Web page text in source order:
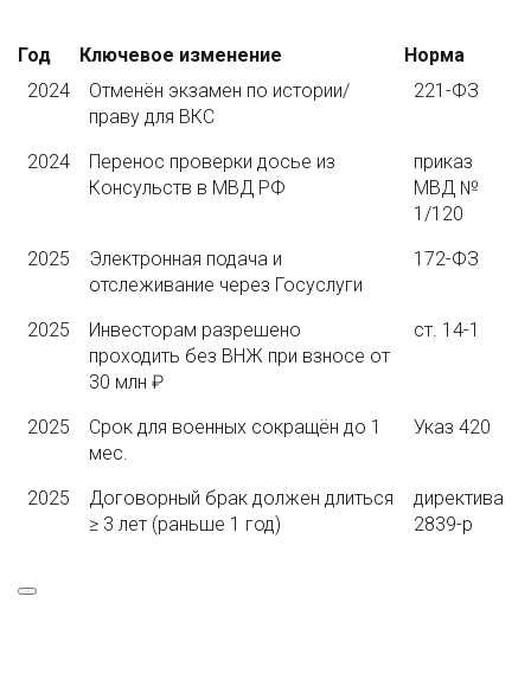
Год Ключевое изменение
Норма
2024
Отменён экзамен по истории/
праву для ВКС
221-ФЗ
2024
Перенос проверки досье из
Консульств в МВД РФ
приказ
МВД №
1/120
2025
Электронная подача и
отслеживание через Госуслуги
172-ФЗ
2025
Инвесторам разрешено
проходить без ВНЖ при взносе от
30 млн ₽
ст. 14-1
2025
Срок для военных сокращён до 1
мес.
Указ 420
2025
Договорный брак должен длиться
≥ 3 лет (раньше 1 год)
директива
2839-р